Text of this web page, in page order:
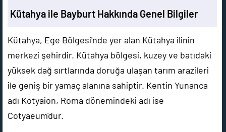
Kütahya ile Bayburt Hakkında Genel Bilgiler
Kütahya, Ege Bölgesi'nde yer alan Kütahya ilinin
merkezi şehirdir. Kütahya bölgesi, kuzey ve batıdaki
yüksek dağ sırtlarında doruğa ulaşan tarım arazileri
ile geniş bir yamaç alanına sahiptir. Kentin Yunanca
adı Kotyaion, Roma dönemindeki adı ise
Cotyaeum'dur.